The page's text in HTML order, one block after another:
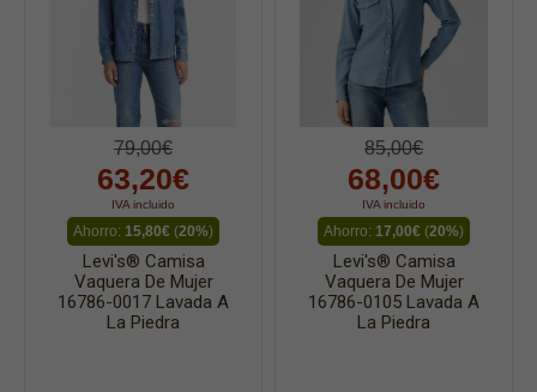
79,00€
63,20€
IVA incluido
Ahorro: 15,80€ (20%)
Levi's® Camisa
Vaquera De Mujer
16786-0017 Lavada A
La Piedra
85,00€
68,00€
IVA incluido
Ahorro: 17,00€ (20%)
Levi's® Camisa
Vaquera De Mujer
16786-0105 Lavada A
La Piedra